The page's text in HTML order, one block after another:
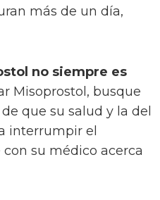
más de un día,
no siempre es
Misoprostol, busque
que su salud y la del
interrumpir el
su médico acerca